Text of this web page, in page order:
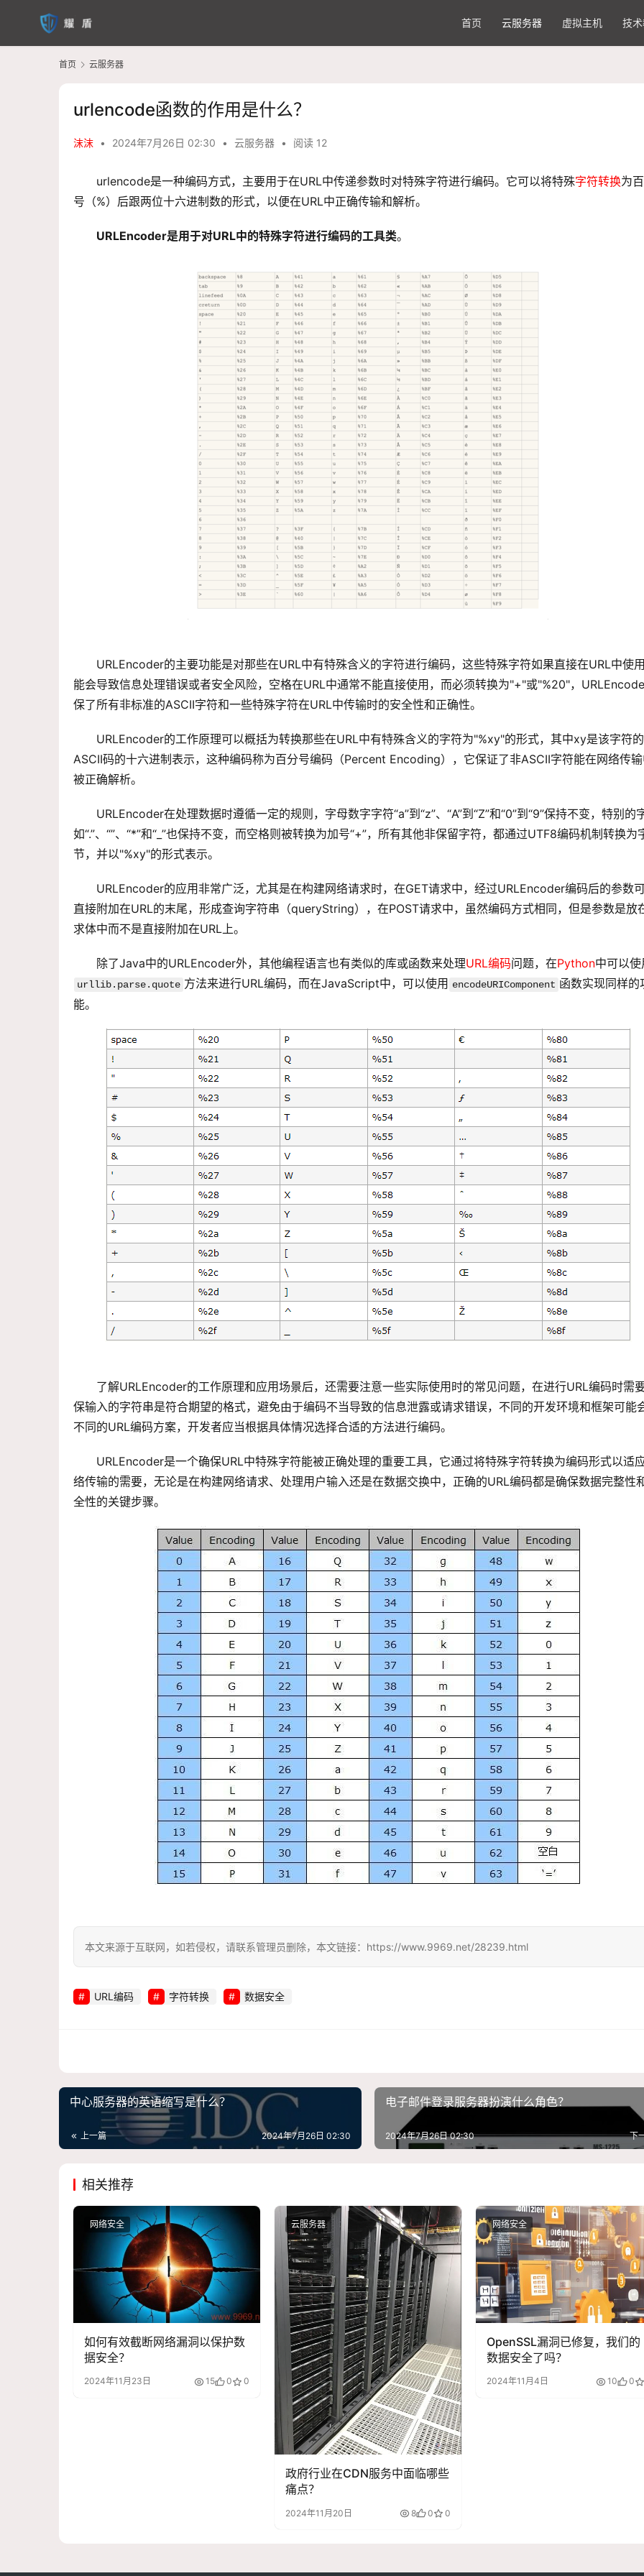
首页 云服务器 虚拟主机 技
首页 云服务器
urlencode函数的作用是什么？
沫沫 • 2024年7月26日 02:30 • 云服务器 • 阅读 12
urlencode是一种编码方式，主要用于在URL中传递参数时对特殊字符进行编码。它可以将特殊字符转换为
号（%）后跟两位十六进制数的形式，以便在URL中正确传输和解析。
URLEncoder是用于对URL中的特殊字符进行编码的工具类。
URLEncoder的主要功能是对那些在URL中有特殊含义的字符进行编码，这些特殊字符如果直接在URL中使
能会导致信息处理错误或者安全风险，空格在URL中通常不能直接使用，而必须转换为"+"或"%20"，
保了所有非标准的ASCII字符和一些特殊字符在URL中传输时的安全性和正确性。
URLEncoder的工作原理可以概括为转换那些在URL中有特殊含义的字符为"%xy"的形式，其中xy是该字符的
ASCII码的十六进制表示，这种编码称为百分号编码（Percent Encoding），它保证了非ASCII字符能在网络传
被正确解析。
URLEncoder在处理数据时遵循一定的规则，字母数字字符“a”到“z”、“A”到“Z”和“0”到“9”保持不变，特别的
如“.”、“”、“*”和“_”也保持不变，而空格则被转换为加号“+”，所有其他非保留字符，都通过UTF8编码机制转换为
节，并以"%xy"的形式表示。
URLEncoder的应用非常广泛，尤其是在构建网络请求时，在GET请求中，经过URLEncoder编码后的参数
直接附加在URL的末尾，形成查询字符串（queryString），在POST请求中，虽然编码方式相同，但是参数是放
求体中而不是直接附加在URL上。
除了Java中的URLEncoder外，其他编程语言也有类似的库或函数来处理URL编码问题，在Python中可以使
urllib.parse.quote 方法来进行URL编码，而在JavaScript中，可以使用 encodeURIComponent 函数实现同样的
能。
了解URLEncoder的工作原理和应用场景后，还需要注意一些实际使用时的常见问题，在进行URL编码时需
保输入的字符串是符合期望的格式，避免由于编码不当导致的信息泄露或请求错误，不同的开发环境和框架可能
不同的URL编码方案，开发者应当根据具体情况选择合适的方法进行编码。
URLEncoder是一个确保URL中特殊字符能被正确处理的重要工具，它通过将特殊字符转换为编码形式以适
络传输的需要，无论是在构建网络请求、处理用户输入还是在数据交换中，正确的URL编码都是确保数据完整性
全性的关键步骤。
本文来源于互联网，如若侵权，请联系管理员删除，本文链接：https://www.9969.net/28239.html
URL编码 字符转换 数据安全
中心服务器的英语缩写是什么？
上一篇 2024年7月26日 02:30
电子邮件登录服务器扮演什么角色？
下
2024年7月26日 02:30
相关推荐
网络安全
如何有效截断网络漏洞以保护数
据安全？
2024年11月23日 15 0 0
云服务器
政府行业在CDN服务中面临哪些
痛点？
2024年11月20日 8 0 0
网络安全
OpenSSL漏洞已修复，我们的
数据安全了吗？
2024年11月4日 10 0